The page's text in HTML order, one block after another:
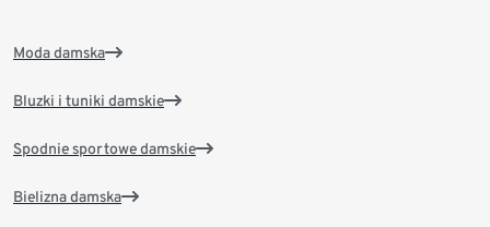
Moda damska
Bluzki i tuniki damskie
Spodnie sportowe damskie
Bielizna damska